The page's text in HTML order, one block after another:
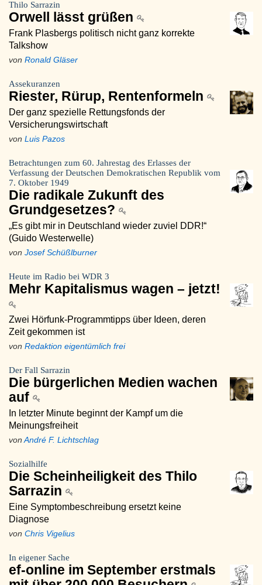
Thilo Sarrazin
Orwell lässt grüßen
Frank Plasbergs politisch nicht ganz korrekte
Talkshow
von Ronald Gläser
Assekuranzen
Riester, Rürup, Rentenformeln
Der ganz spezielle Rettungsfonds der
Versicherungswirtschaft
von Luis Pazos
Betrachtungen zum 60. Jahrestag des Erlasses der
Verfassung der Deutschen Demokratischen Republik vom
7. Oktober 1949
Die radikale Zukunft des
Grundgesetzes?
„Es gibt mir in Deutschland wieder zuviel DDR!“
(Guido Westerwelle)
von Josef Schüßlburner
Heute im Radio bei WDR 3
Mehr Kapitalismus wagen – jetzt!
Zwei Hörfunk-Programmtipps über Ideen, deren
Zeit gekommen ist
von Redaktion eigentümlich frei
Der Fall Sarrazin
Die bürgerlichen Medien wachen
auf
In letzter Minute beginnt der Kampf um die
Meinungsfreiheit
von André F. Lichtschlag
Sozialhilfe
Die Scheinheiligkeit des Thilo
Sarrazin
Eine Symptombeschreibung ersetzt keine
Diagnose
von Chris Vigelius
In eigener Sache
ef-online im September erstmals